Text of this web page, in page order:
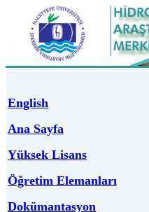
English
Ana Sayfa
Yüksek Lisans
Öğretim Elemanları
Dokümantasyon